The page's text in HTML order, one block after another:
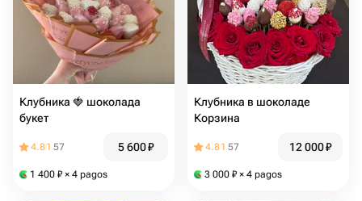
Клубника 🍓 шоколада
букет
4.81 57 5 600₽
1 400 ₽ × 4 pagos
Клубника в шоколаде
Корзина
4.81 57 12 000₽
3 000 ₽ × 4 pagos